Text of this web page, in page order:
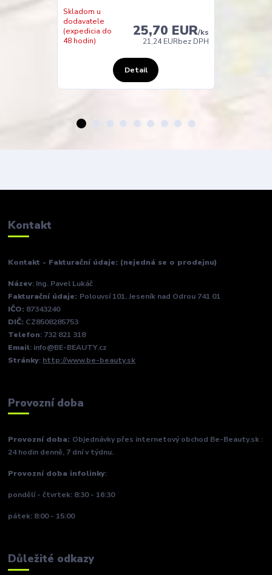
25,70 EUR/ks
21,24 EURbez DPH
Skladom u
dodavatele
(expedicia do
48 hodin)
Detail
Kontakt
Kontakt - Fakturační údaje: (nejedná se o prodejnu)
Název: Ing. Pavel Lukáč
Fakturační údaje: Polouvsí 101, Jeseník nad Odrou 741 01
IČO: 87343240
DIČ: CZ8508285753
Telefon: 732 821 318
Email: info@BE-BEAUTY.cz
Stránky: http://www.be-beauty.sk
Provozní doba
Provozní doba: Objednávky přes internetový obchod Be-Beauty.sk :
24 hodin denně, 7 dní v týdnu.
Provozní doba infolinky:
pondělí - čtvrtek: 8:30 - 16:30
pátek: 8:00 - 15:00
Důležité odkazy